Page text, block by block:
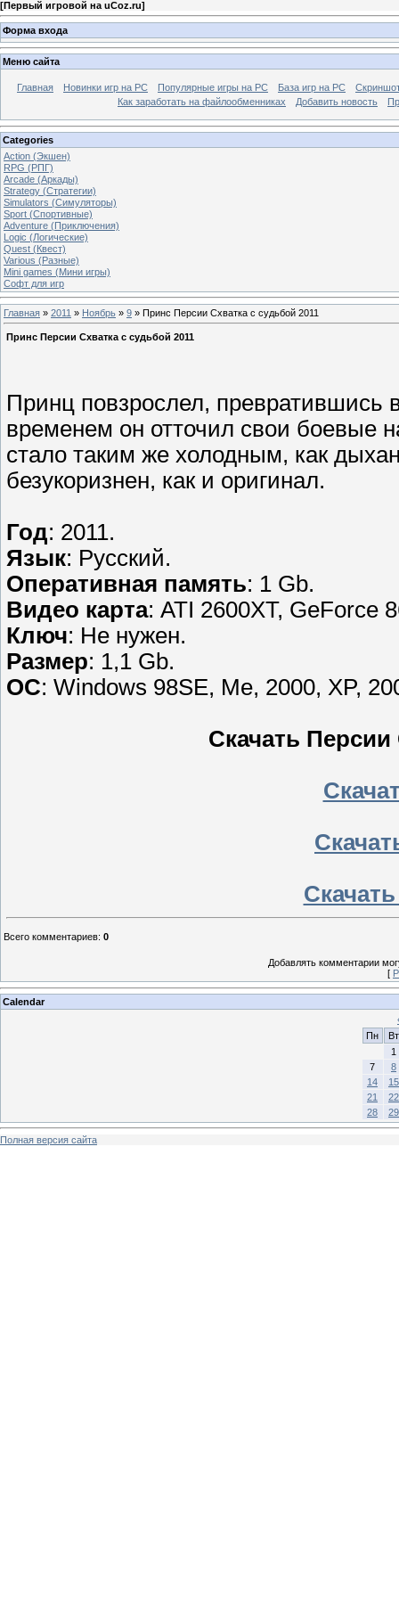
[Первый игровой на uCoz.ru]
Форма входа
Меню сайта
Главная Новинки игр на PC Популярные игры на PC База игр на РС
Как заработать на файлообменниках
Добавить новость
Categories
Action (Экшен)
RPG (РПГ)
Arcade (Аркады)
Strategy (Стратегии)
Simulators (Симуляторы)
Sport (Спортивные)
Adventure (Приключения)
Logic (Логические)
Quest (Квест)
Various (Разные)
Mini games (Мини игры)
Софт для игр
Главная » 2011 » Ноябрь » 9 » Принс Персии Схватка с судьбой 2011
Принс Персии Схватка с судьбой 2011
Принц повзрослел, превратившись
временем он отточил свои боевые
стало таким же холодным, как
безукоризнен, как и оригинал.
Год: 2011.
Язык: Русский.
Оперативная память: 1 Gb.
Видео карта: ATI 2600XT, GeForce
Ключ: Не нужен.
Размер: 1,1 Gb.
ОС: Windows 98SE, Me, 2000, XP,
Скачать Персии
Всего комментариев: 0
Добавлять комментарии
[
Calendar
Пн
Вт
1
7
8
14
15
21
22
28
29
Полная версия сайта